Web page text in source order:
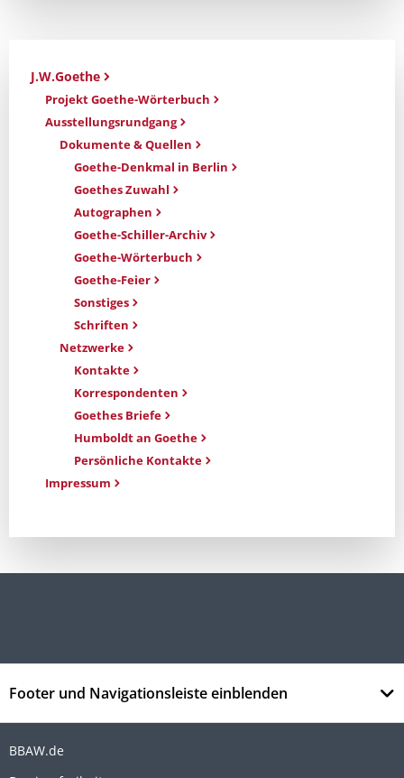
J.W.Goethe
Projekt Goethe-Wörterbuch
Ausstellungsrundgang
Dokumente & Quellen
Goethe-Denkmal in Berlin
Goethes Zuwahl
Autographen
Goethe-Schiller-Archiv
Goethe-Wörterbuch
Goethe-Feier
Sonstiges
Schriften
Netzwerke
Kontakte
Korrespondenten
Goethes Briefe
Humboldt an Goethe
Persönliche Kontakte
Impressum
Footer und Navigationsleiste einblenden
BBAW.de